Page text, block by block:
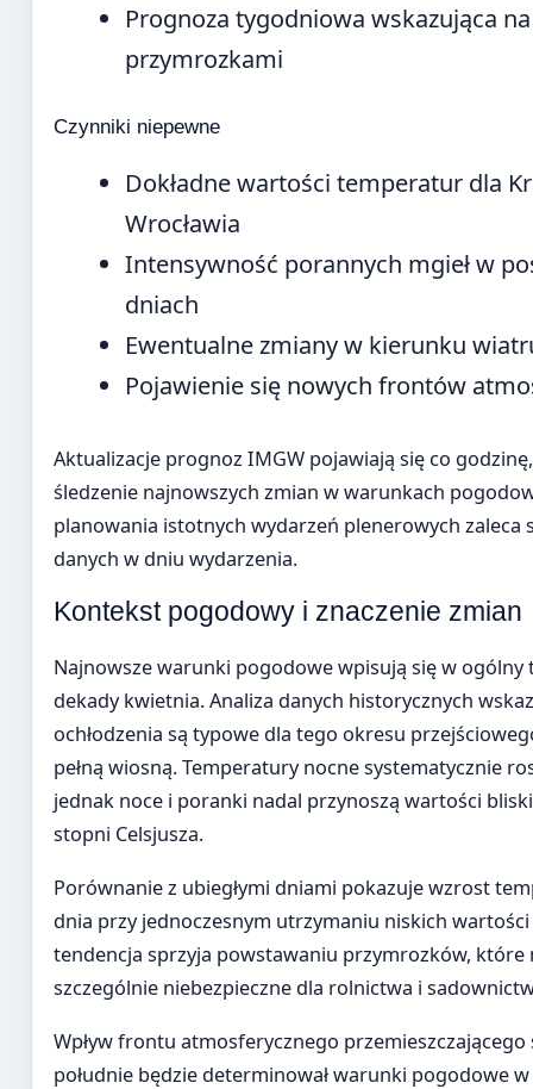
Prognoza tygodniowa wskazująca
przymrozkami
Czynniki niepewne
Dokładne wartości temperatur dla
Wrocławia
Intensywność porannych mgieł w
dniach
Ewentualne zmiany w kierunku
Pojawienie się nowych frontów
Aktualizacje prognoz IMGW pojawiają się co
śledzenie najnowszych zmian w warunkach
planowania istotnych wydarzeń plenerowych zaleca
danych w dniu wydarzenia.
Kontekst pogodowy i znaczenie zmian
Najnowsze warunki pogodowe wpisują się w
dekady kwietnia. Analiza danych historycznych
ochłodzenia są typowe dla tego okresu
pełną wiosną. Temperatury nocne systematycznie
jednak noce i poranki nadal przynoszą wartości
stopni Celsjusza.
Porównanie z ubiegłymi dniami pokazuje wzrost
dnia przy jednoczesnym utrzymaniu niskich wartości
tendencja sprzyja powstawaniu przymrozków, które
szczególnie niebezpieczne dla rolnictwa i
Wpływ frontu atmosferycznego przemieszczającego
południe będzie determinował warunki pogodowe